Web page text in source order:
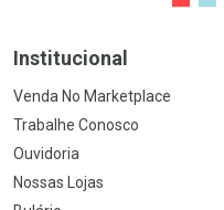
Institucional
Venda No Marketplace
Trabalhe Conosco
Ouvidoria
Nossas Lojas